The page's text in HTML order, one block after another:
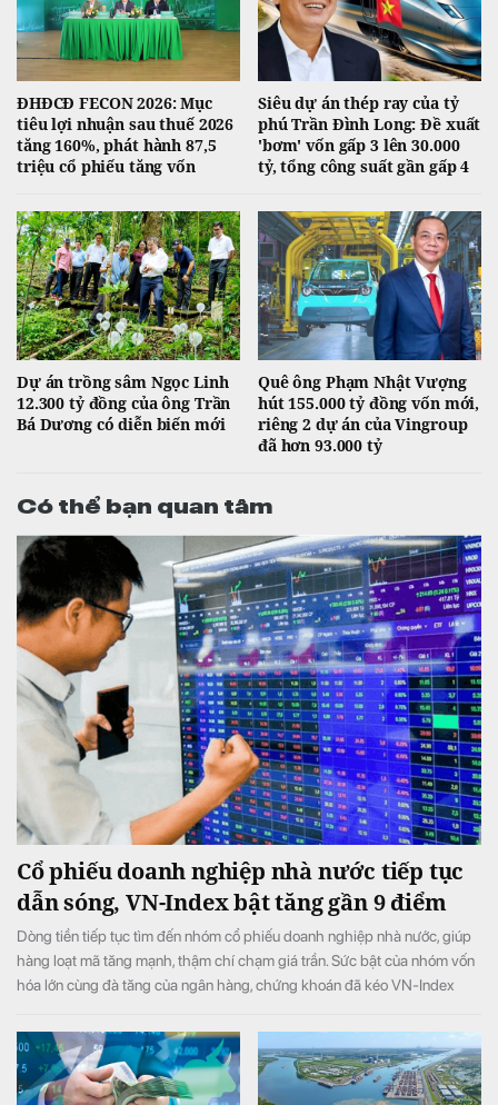
ĐHĐCĐ FECON 2026: Mục
tiêu lợi nhuận sau thuế 2026
tăng 160%, phát hành 87,5
triệu cổ phiếu tăng vốn
Siêu dự án thép ray của tỷ
phú Trần Đình Long: Đề xuất
'bơm' vốn gấp 3 lên 30.000
tỷ, tổng công suất gần gấp 4
Dự án trồng sâm Ngọc Linh
12.300 tỷ đồng của ông Trần
Bá Dương có diễn biến mới
Quê ông Phạm Nhật Vượng
hút 155.000 tỷ đồng vốn mới,
riêng 2 dự án của Vingroup
đã hơn 93.000 tỷ
Có thể bạn quan tâm
Cổ phiếu doanh nghiệp nhà nước tiếp tục
dẫn sóng, VN-Index bật tăng gần 9 điểm
Dòng tiền tiếp tục tìm đến nhóm cổ phiếu doanh nghiệp nhà nước, giúp
hàng loạt mã tăng mạnh, thậm chí chạm giá trần. Sức bật của nhóm vốn
hóa lớn cùng đà tăng của ngân hàng, chứng khoán đã kéo VN-Index